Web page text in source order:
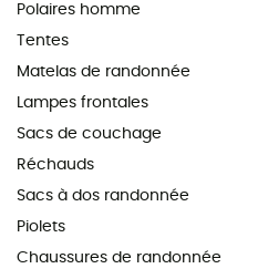
Polaires homme
Tentes
Matelas de randonnée
Lampes frontales
Sacs de couchage
Réchauds
Sacs à dos randonnée
Piolets
Chaussures de randonnée